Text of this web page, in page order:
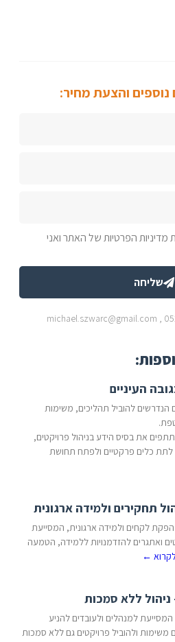
והצעת מחיר:
הפרטיות של האתר ואני
שליחה
,
michael.szwarc@gmail.com
העיניים
הנדרשים להוביל תהליכים, משימות
את בסיס הידע בניהול פרויקטים,
לתת כלים פרקטיים ולפתח תחושת
תחקירים ולמידה ארגונית
לקחים ולמידה ארגונית, המסייעת
ואתגרים להזדמנויות ללמידה, הטמעה
←
ניהול ללא סמכות
המסייעת למנהלים ולעובדים להניע
משימות ולהוביל פרויקטים גם ללא סמכות